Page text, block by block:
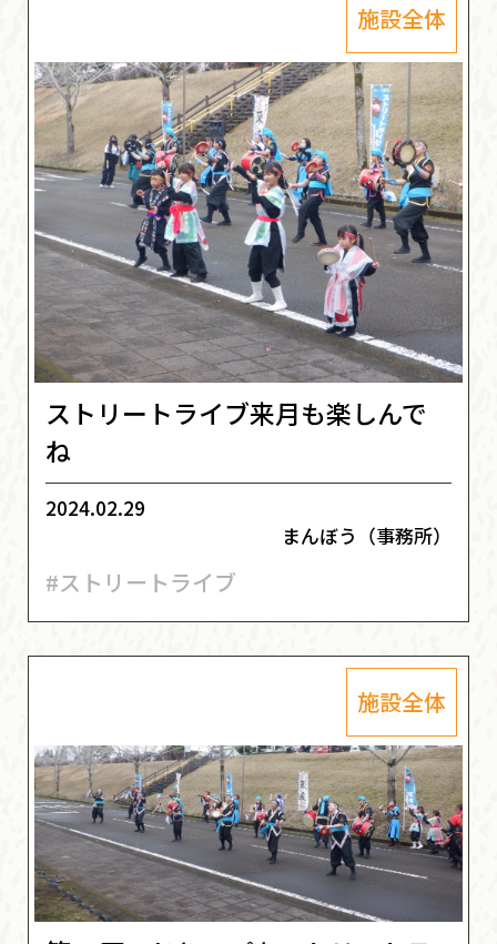
施設全体
ストリートライブ来月も楽しんで
ね
2024.02.29
まんぼう（事務所）
#ストリートライブ
施設全体